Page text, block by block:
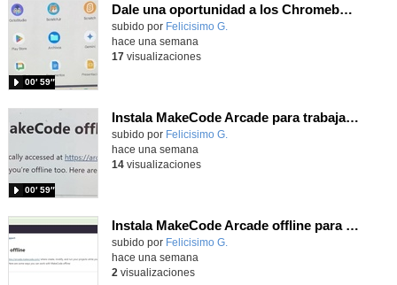
Dale una oportunidad a los Chromebooks y utiliza un proyector para realizar talleres si no tienes pantallas táctiles
Contenido educativo.
subido por Felicisimo G.
00′ 59″
hace una semana
17visualizaciones
Instala MakeCode Arcade para trabajar offline en tu tablet, ordenador, Chromebook
Contenido educativo.
subido por Felicisimo G.
00′ 59″
hace una semana
14visualizaciones
Instala MakeCode Arcade offline para programar grandes juegos sin necesidad de Internet
Contenido educativo.
subido por Felicisimo G.
hace una semana
2 visualizaciones